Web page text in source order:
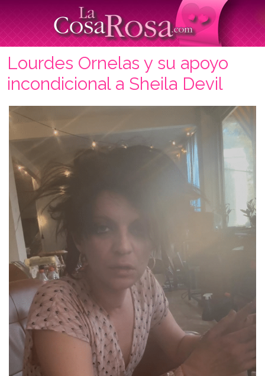
Lourdes Ornelas y su apoyo
incondicional a Sheila Devil